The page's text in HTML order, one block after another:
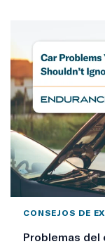
CONSEJOS DE
Problemas del